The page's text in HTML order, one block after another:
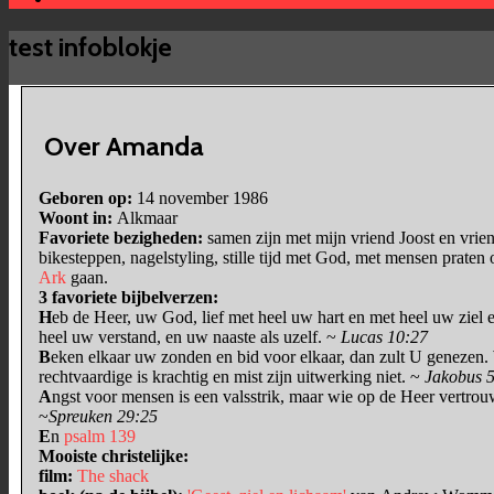
test infoblokje
Over Amanda
Geboren op: 14 november 1986
Woont in: Alkmaar
Favoriete bezigheden: samen zijn met mijn vriend Joost en
bikesteppen, nagelstyling, stille tijd met God, met mensen praten
Ark gaan.
3 favoriete bijbelverzen:
Heb de Heer, uw God, lief met heel uw hart en met heel uw ziel
heel uw verstand, en uw naaste als uzelf. ~ Lucas 10:27
Beken elkaar uw zonden en bid voor elkaar, dan zult U genezen.
rechtvaardige is krachtig en mist zijn uitwerking niet. ~ Jakobus
Angst voor mensen is een valsstrik, maar wie op de Heer
~Spreuken 29:25
En psalm 139
Mooiste christelijke:
film: The shack